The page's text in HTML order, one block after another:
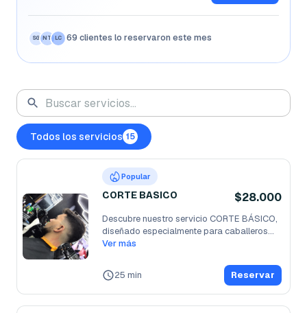
SG NT LC 69 clientes lo reservaron este mes
Todos los servicios 15
Popular
CORTE BASICO $28.000
Descubre nuestro servicio CORTE BÁSICO,
diseñado especialmente para caballeros...
Ver más
25 min Reservar